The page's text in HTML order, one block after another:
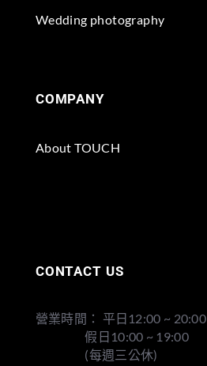
Wedding photography
COMPANY
About TOUCH
CONTACT US
營業時間： 平日12:00 ~ 20:00
假日10:00 ~ 19:00
(每週三公休)